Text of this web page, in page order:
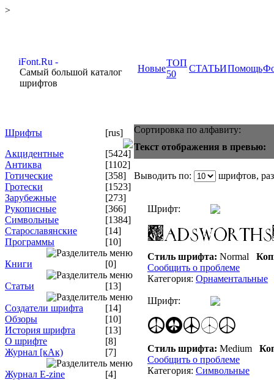
>
Самый большой каталог
шрифтов
Новые
ТОП
50
СТАТЬИПомощь
Шрифты
[rus]
Акцидентные
[5424]
Антиква
[1102]
Готические
[358]
Гротески
[1523]
Зарубежные
[273]
Рукописные
[366]
Символьные
[1384]
Старославянские
[14]
Программы
[10]
Книги [0]
Статьи [13]
Создатели шрифта
[14]
Обзоры
[10]
История шрифта
[13]
О шрифте
[8]
Журнал [кАк)
[7]
Журнал E-zine [4]
Сортировка по алфавиту:
Текст отображения в превью:
Выводить по: шрифтов,
Шрифт:
Стиль шрифта: Normal
Сообщить о проблеме
Категория: Орнаментальные
Шрифт:
Стиль шрифта: Medium
Сообщить о проблеме
Категория: Символьные